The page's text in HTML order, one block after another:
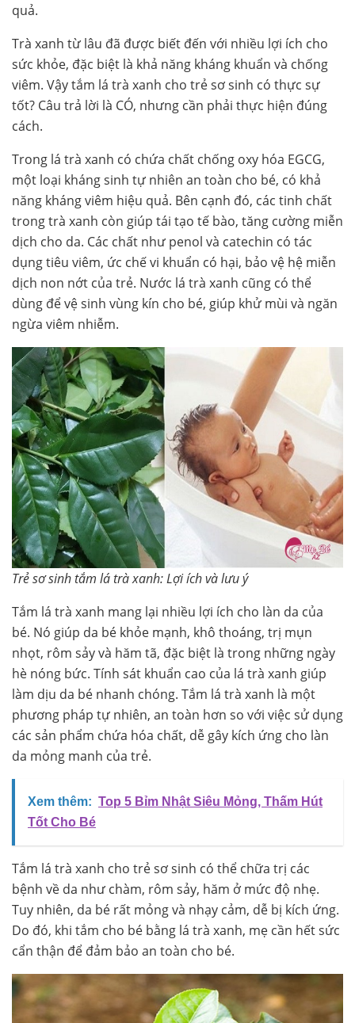
quả.
Trà xanh từ lâu đã được biết đến với nhiều lợi ích cho
sức khỏe, đặc biệt là khả năng kháng khuẩn và chống
viêm. Vậy tắm lá trà xanh cho trẻ sơ sinh có thực sự
tốt? Câu trả lời là CÓ, nhưng cần phải thực hiện đúng
cách.
Trong lá trà xanh có chứa chất chống oxy hóa EGCG,
một loại kháng sinh tự nhiên an toàn cho bé, có khả
năng kháng viêm hiệu quả. Bên cạnh đó, các tinh chất
trong trà xanh còn giúp tái tạo tế bào, tăng cường miễn
dịch cho da. Các chất như penol và catechin có tác
dụng tiêu viêm, ức chế vi khuẩn có hại, bảo vệ hệ miễn
dịch non nớt của trẻ. Nước lá trà xanh cũng có thể
dùng để vệ sinh vùng kín cho bé, giúp khử mùi và ngăn
ngừa viêm nhiễm.
Trẻ sơ sinh tắm lá trà xanh: Lợi ích và lưu ý
Tắm lá trà xanh mang lại nhiều lợi ích cho làn da của
bé. Nó giúp da bé khỏe mạnh, khô thoáng, trị mụn
nhọt, rôm sảy và hăm tã, đặc biệt là trong những ngày
hè nóng bức. Tính sát khuẩn cao của lá trà xanh giúp
làm dịu da bé nhanh chóng. Tắm lá trà xanh là một
phương pháp tự nhiên, an toàn hơn so với việc sử dụng
các sản phẩm chứa hóa chất, dễ gây kích ứng cho làn
da mỏng manh của trẻ.
Xem thêm: Top 5 Bỉm Nhật Siêu Mỏng, Thấm Hút
Tốt Cho Bé
Tắm lá trà xanh cho trẻ sơ sinh có thể chữa trị các
bệnh về da như chàm, rôm sảy, hăm ở mức độ nhẹ.
Tuy nhiên, da bé rất mỏng và nhạy cảm, dễ bị kích ứng.
Do đó, khi tắm cho bé bằng lá trà xanh, mẹ cần hết sức
cẩn thận để đảm bảo an toàn cho bé.